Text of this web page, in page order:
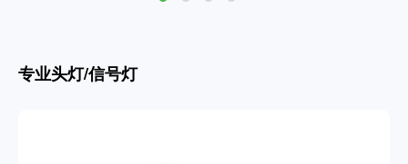
专业头灯/信号灯